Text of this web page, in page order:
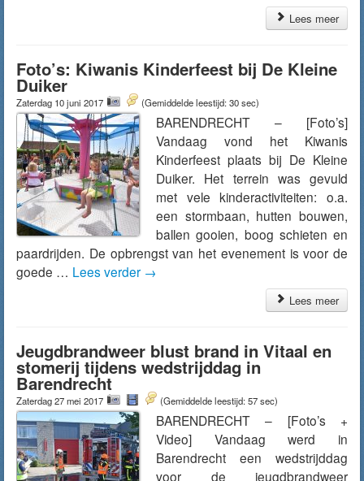
Lees meer
Foto’s: Kiwanis Kinderfeest bij De Kleine
Duiker
Zaterdag 10 juni 2017 (Gemiddelde leestijd: 30 sec)
BARENDRECHT – [Foto’s]
Vandaag vond het Kiwanis
Kinderfeest plaats bij De Kleine
Duiker. Het terrein was gevuld
met vele kinderactiviteiten: o.a.
een stormbaan, hutten bouwen,
ballen gooien, boog schieten en
paardrijden. De opbrengst van het evenement is voor de
goede … Lees verder →
Lees meer
Jeugdbrandweer blust brand in Vitaal en
stomerij tijdens wedstrijddag in
Barendrecht
Zaterdag 27 mei 2017 (Gemiddelde leestijd: 57 sec)
BARENDRECHT – [Foto’s +
Video] Vandaag werd in
Barendrecht een wedstrijddag
voor de jeugdbrandweer